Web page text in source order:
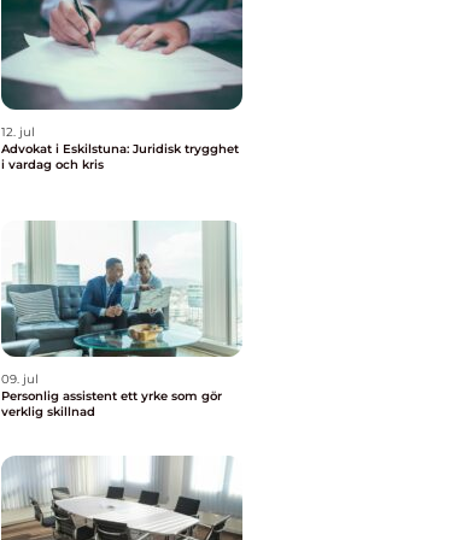
12. jul
Advokat i Eskilstuna: Juridisk trygghet
i vardag och kris
09. jul
Personlig assistent ett yrke som gör
verklig skillnad